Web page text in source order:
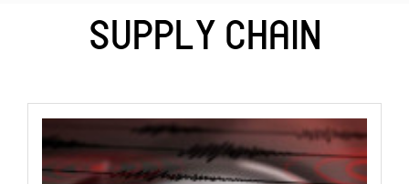
SUPPLY CHAIN